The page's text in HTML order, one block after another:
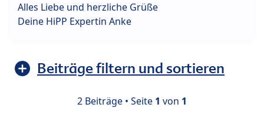
Alles Liebe und herzliche Grüße
Deine HiPP Expertin Anke
Beiträge filtern und sortieren
2 Beiträge • Seite 1 von 1